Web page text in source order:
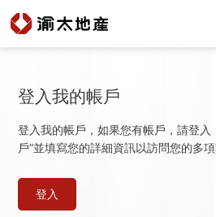
首頁
產品與服務
登入我的帳戶
登入我的帳戶，如果您有帳戶，請登入
戶”並填寫您的詳細資訊以訪問您的多
登 入
登入